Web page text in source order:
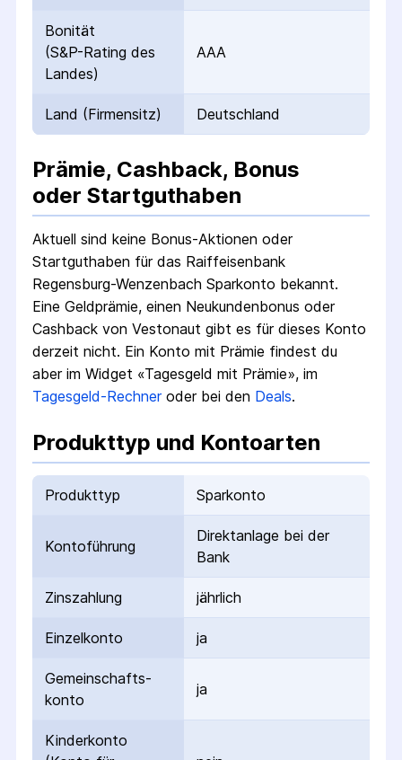
Bonität
(S&P-Rating des
Landes)
AAA
Land (Firmensitz) Deutschland
Prämie, Cashback, Bonus
oder Startguthaben
Aktuell sind keine Bonus-Aktionen oder
Startguthaben für das Raiffeisenbank
Regensburg-Wenzenbach Sparkonto bekannt.
Eine Geldprämie, einen Neukundenbonus oder
Cashback von Vestonaut gibt es für dieses Konto
derzeit nicht. Ein Konto mit Prämie findest du
aber im Widget «Tagesgeld mit Prämie», im
Tagesgeld-Rechneroder bei den Deals.
Produkttyp und Kontoarten
Produkttyp Sparkonto
Kontoführung
Direktanlage bei der
Bank
Zinszahlung jährlich
Einzelkonto ja
Gemeinschafts­
konto
ja
Kinderkonto